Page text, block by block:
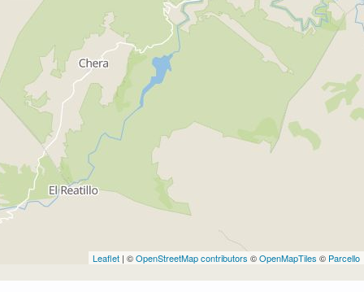
Leaflet | ©OpenStreetMap contributors ©OpenMapTiles © Parcello